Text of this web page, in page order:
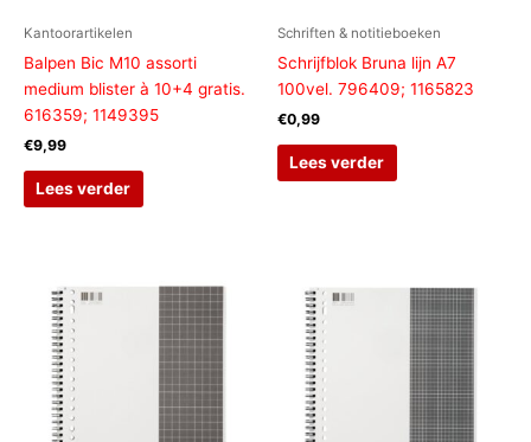
Kantoorartikelen
Balpen Bic M10 assorti
medium blister à 10+4 gratis.
616359; 1149395
€9,99
Lees verder
Schriften & notitieboeken
Schrijfblok Bruna lijn A7
100vel. 796409; 1165823
€0,99
Lees verder